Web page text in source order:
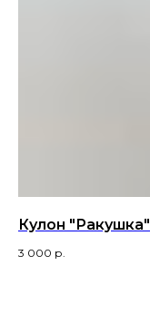
Кулон "Ракушка"
3 000 р.